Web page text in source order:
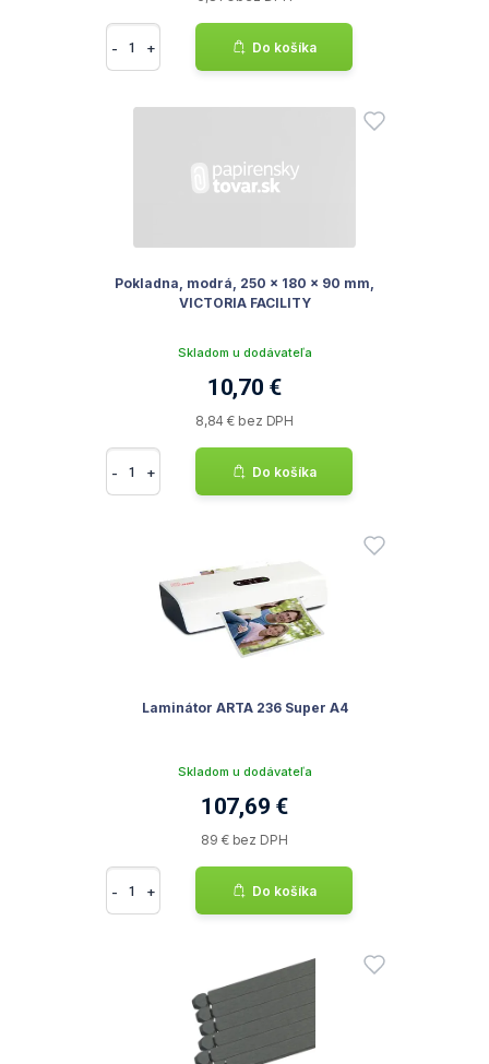
- + Do košíka
Pokladna, modrá, 250 x 180 x 90 mm,
VICTORIA FACILITY
Skladom u dodávateľa
10,70 €
8,84 € bez DPH
- + Do košíka
Laminátor ARTA 236 Super A4
Skladom u dodávateľa
107,69 €
89 € bez DPH
- + Do košíka